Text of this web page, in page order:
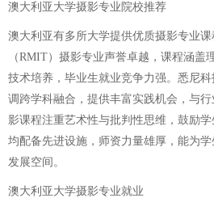
澳大利亚大学摄影专业院校推荐
澳大利亚有多所大学提供优质摄影专业
（RMIT）摄影专业声誉卓越，课程涵盖
技术培养，毕业生就业竞争力强。悉尼
调跨学科融合，提供丰富实践机会，与
影课程注重艺术性与批判性思维，鼓励
均配备先进设施，师资力量雄厚，能为
发展空间。
澳大利亚大学摄影专业就业